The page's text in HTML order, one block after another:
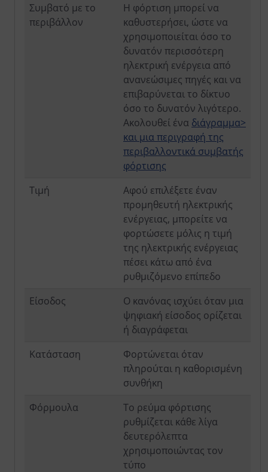
Συμβατό με το
περιβάλλον
Η φόρτιση μπορεί να
καθυστερήσει, ώστε να
χρησιμοποιείται όσο το
δυνατόν περισσότερη
ηλεκτρική ενέργεια από
ανανεώσιμες πηγές και να
επιβαρύνεται το δίκτυο
όσο το δυνατόν λιγότερο.
Ακολουθεί ένα διάγραμμα>
και μια περιγραφή της
περιβαλλοντικά συμβατής
φόρτισης
Τιμή
Αφού επιλέξετε έναν
προμηθευτή ηλεκτρικής
ενέργειας, μπορείτε να
φορτώσετε μόλις η τιμή
της ηλεκτρικής ενέργειας
πέσει κάτω από ένα
ρυθμιζόμενο επίπεδο
Είσοδος
Ο κανόνας ισχύει όταν μια
ψηφιακή είσοδος ορίζεται
ή διαγράφεται
Κατάσταση
Φορτώνεται όταν
πληρούται η καθορισμένη
συνθήκη
Φόρμουλα
Το ρεύμα φόρτισης
ρυθμίζεται κάθε λίγα
δευτερόλεπτα
χρησιμοποιώντας τον
τύπο